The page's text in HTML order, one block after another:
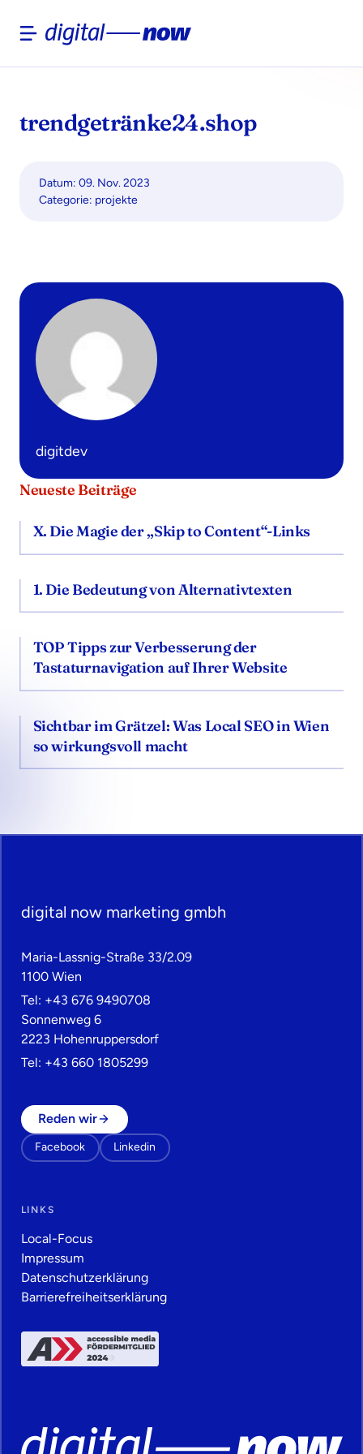
trendgetränke24.shop
Datum: 09. Nov. 2023
Categorie: projekte
digitdev
Neueste Beiträge
X. Die Magie der „Skip to Content“-Links
1. Die Bedeutung von Alternativtexten
TOP Tipps zur Verbesserung der
Tastaturnavigation auf Ihrer Website
Sichtbar im Grätzel: Was Local SEO in Wien
so wirkungsvoll macht
digital now marketing gmbh
Maria-Lassnig-Straße 33/2.09
1100 Wien
Tel: +43 676 9490708
Sonnenweg 6
2223 Hohenruppersdorf
Tel: +43 660 1805299
Reden wir
Facebook Linkedin
LINKS
Local-Focus
Impressum
Datenschutz­erklärung
Barrierefreiheitserklärung